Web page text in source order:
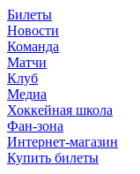
Билеты
Новости
Команда
Матчи
Клуб
Медиа
Хоккейная школа
Фан-зона
Интернет-магазин
Купить билеты